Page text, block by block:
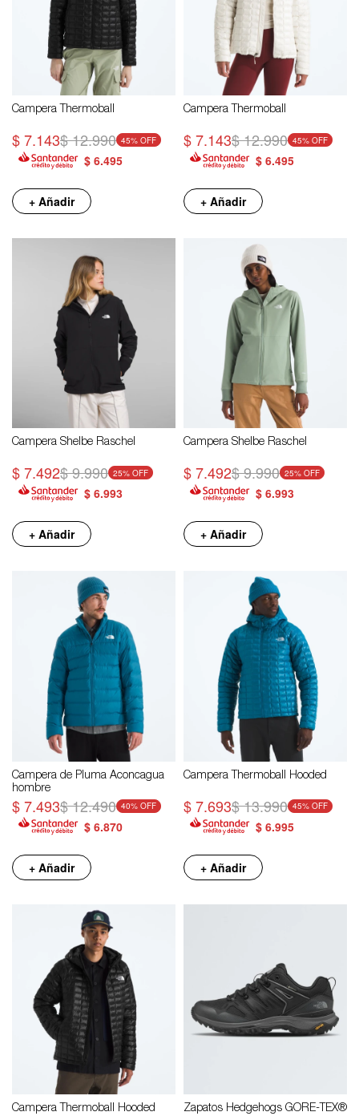
Campera Thermoball
$7.143$12.990 45
$ 6.495
+ Añadir
Campera Thermoball
$7.143$12.990 45
$ 6.495
+ Añadir
Campera Shelbe Raschel
$7.492$9.990 25
$ 6.993
+ Añadir
Campera Shelbe Raschel
$7.492$9.990 25
$ 6.993
+ Añadir
Campera de Pluma Aconcagua
hombre
$7.493$12.490 40
$ 6.870
+ Añadir
Campera Thermoball Hooded
$7.693$13.990 45
$ 6.995
+ Añadir
Campera Thermoball Hooded Zapatos Hedgehogs GORE-TEX®